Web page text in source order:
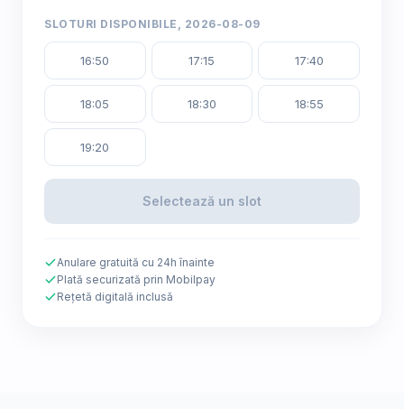
SLOTURI DISPONIBILE, 2026-08-09
16:50 17:15 17:40
18:05 18:30 18:55
19:20
Selectează un slot
Anulare gratuită cu 24h înainte
Plată securizată prin Mobilpay
Rețetă digitală inclusă